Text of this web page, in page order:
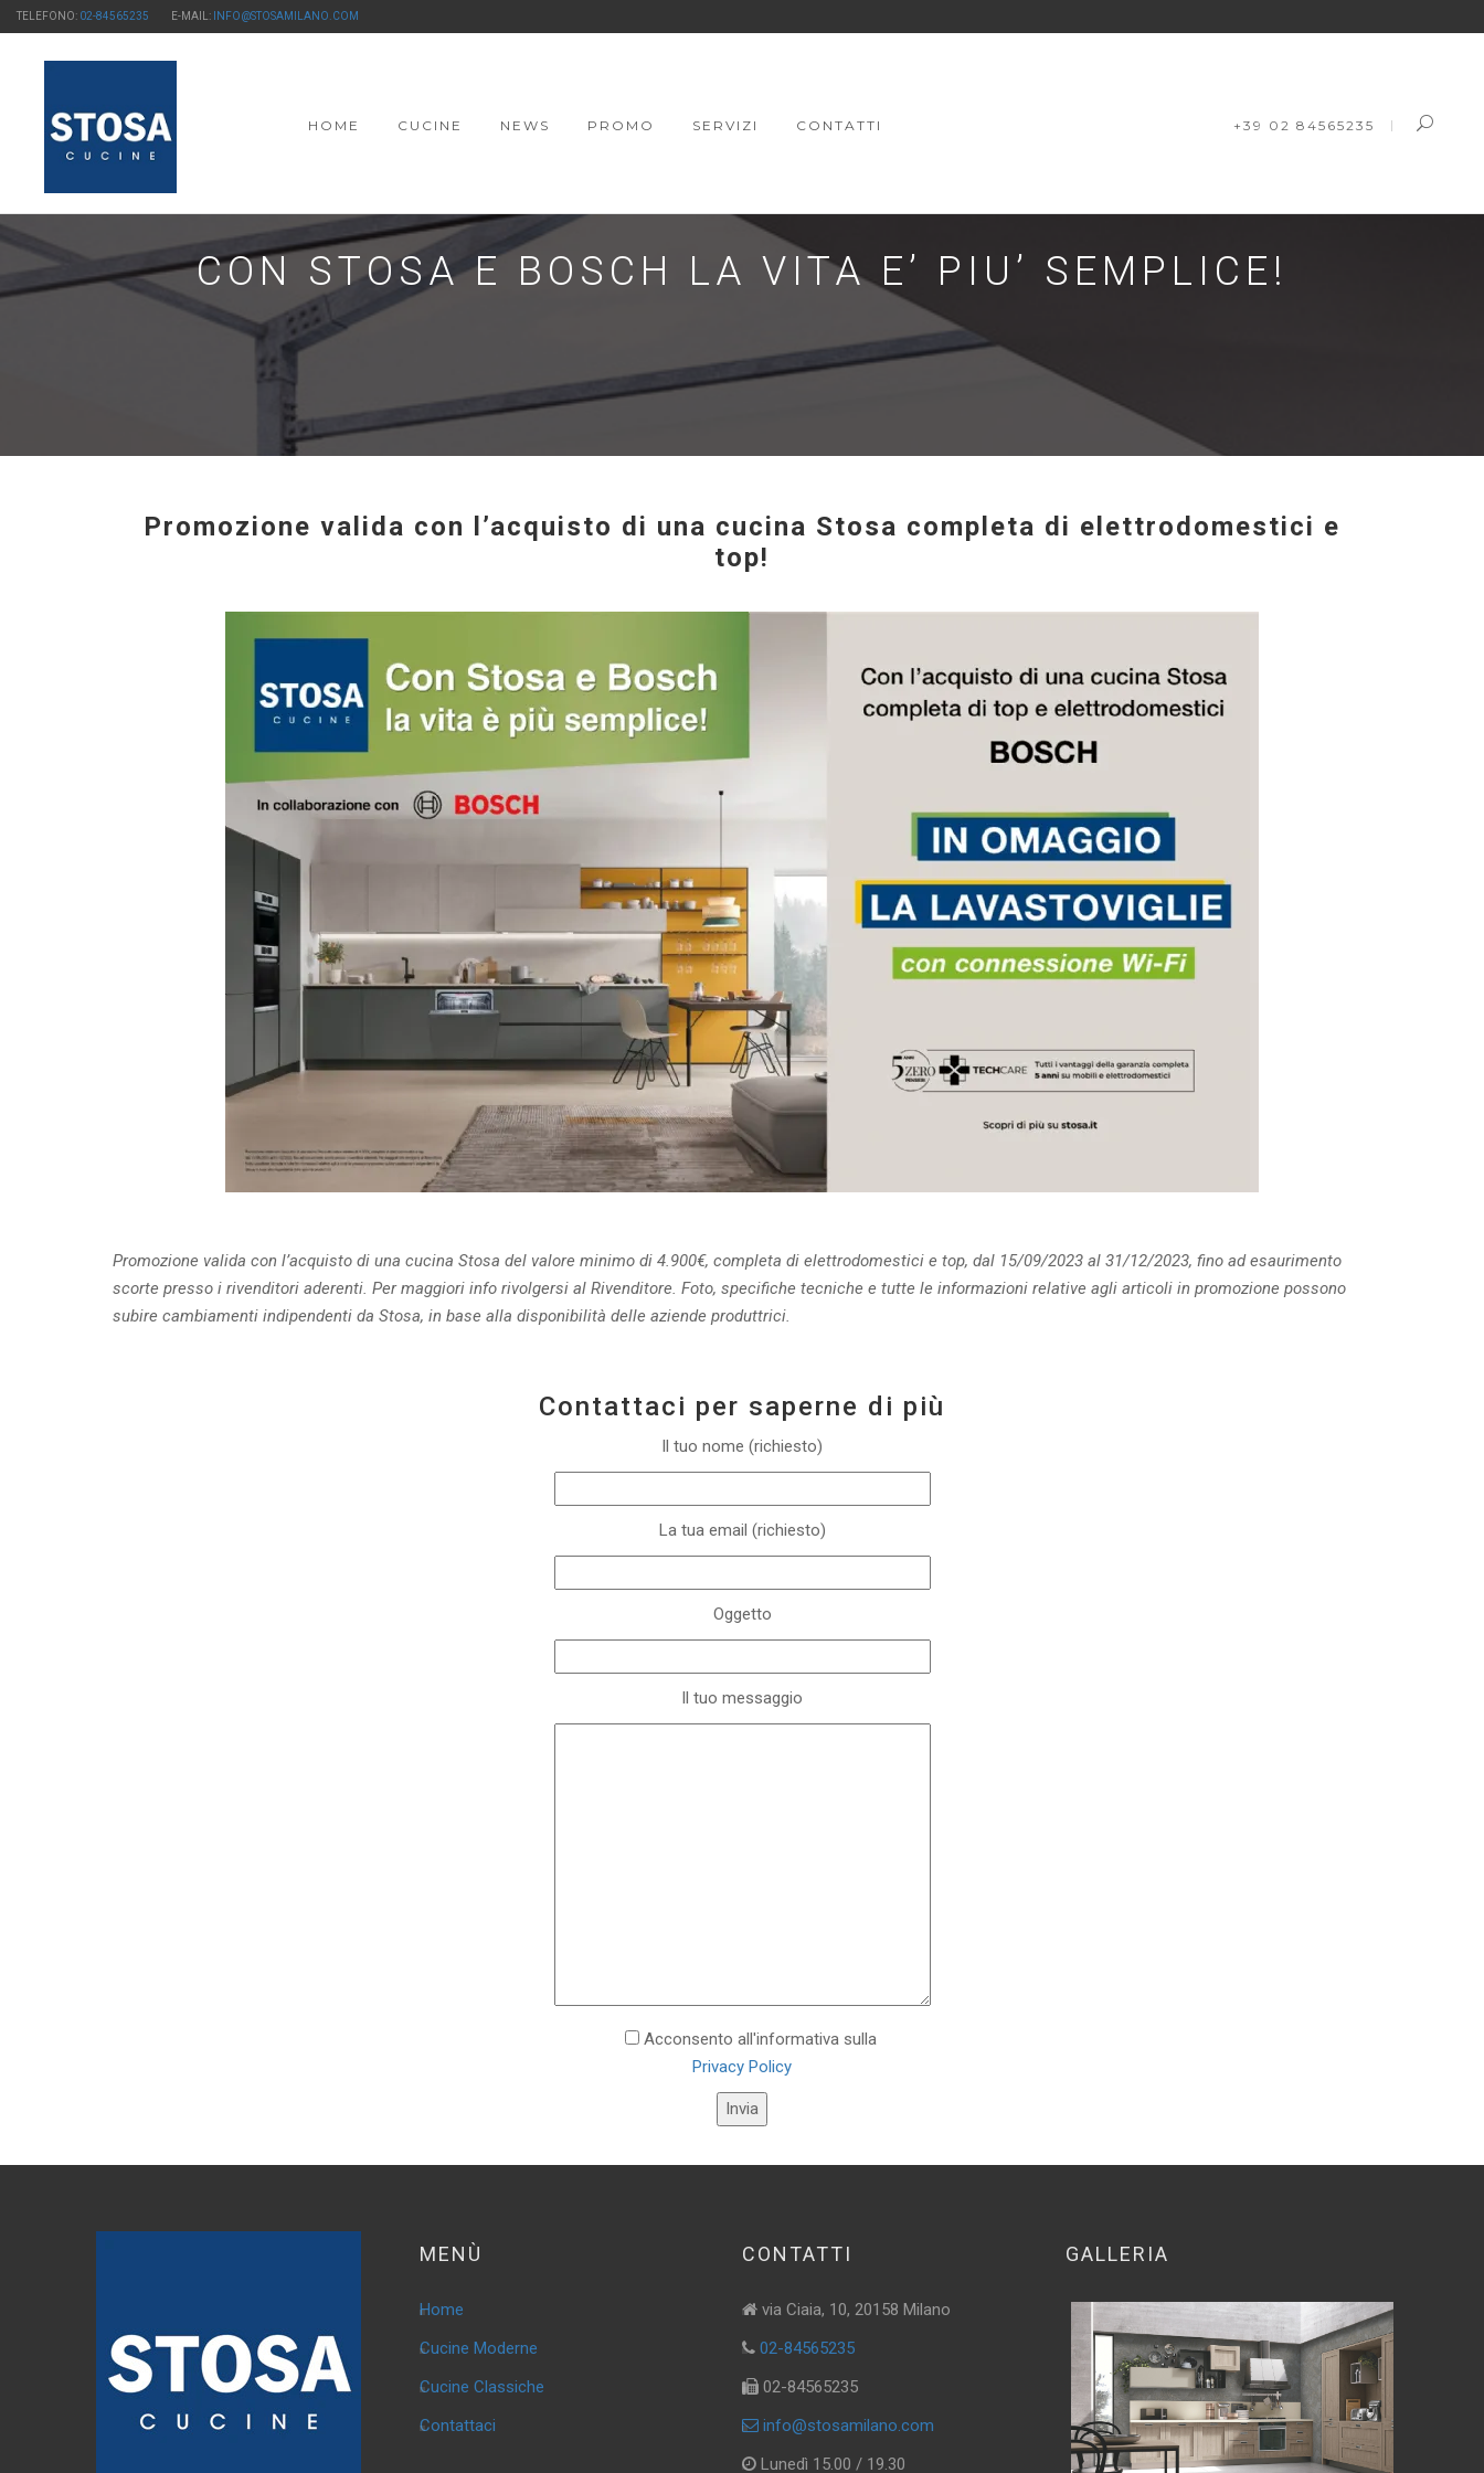
TELEFONO: 02-84565235 E-MAIL: INFO@STOSAMILANO.COM
HOME CUCINE NEWS PROMO SERVIZI CONTATTI +39 02 84565235
CON STOSA E BOSCH LA VITA E’ PIU’ SEMPLICE!
Promozione valida con l’acquisto di una cucina Stosa completa di elettrodomestici e
top!
Promozione valida con l’acquisto di una cucina Stosa del valore minimo di 4.900€, completa di elettrodomestici e top, dal 15/09/2023 al 31/12/2023, fino ad esaurimento
scorte presso i rivenditori aderenti. Per maggiori info rivolgersi al Rivenditore. Foto, specifiche tecniche e tutte le informazioni relative agli articoli in promozione possono
subire cambiamenti indipendenti da Stosa, in base alla disponibilità delle aziende produttrici.
Contattaci per saperne di più
Il tuo nome (richiesto)
La tua email (richiesto)
Oggetto
Il tuo messaggio
Acconsento all'informativa sulla
Privacy Policy
MENÙ
Home
Cucine Moderne
Cucine Classiche
Contattaci
CONTATTI
via Ciaia, 10, 20158 Milano
02-84565235
02-84565235
info@stosamilano.com
Lunedì 15.00 / 19.30
GALLERIA